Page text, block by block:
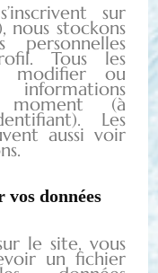
sur
nous stockons
personnelles
Tous les
modifier ou
(à
Les
aussi voir
vos données
le site, vous
un fichier